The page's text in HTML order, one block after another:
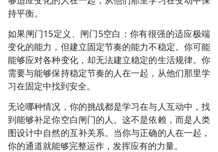
持平衡。
如果闸门15定义、闸门5空白：你有很强的适应极端
变化的能力，但建立固定节奏的能力不稳定。你可能
能够应对各种变化，却无法建立稳定的生活规律。你
需要与能够保持稳定节奏的人在一起，从他们那里学
习在固定中找到安全。
无论哪种情况，你的挑战都是学习在与人互动中，找
到能够补足你空白闸门的人。这不是依赖，而是人类
图设计中自然的互补关系。当你与正确的人在一起，
你的通道就能够完整运作，发挥应有的力量。